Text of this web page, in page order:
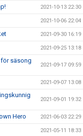
2021-10-13 22:30
2021-10-06 22:04
2021-09-30 16:19
2021-09-25 13:18
säsong
2021-09-17 09:59
2021-09-07 13:08
2021-09-01 19:32
Hero 2021-06-03 22:29
2021-05-11 18:33